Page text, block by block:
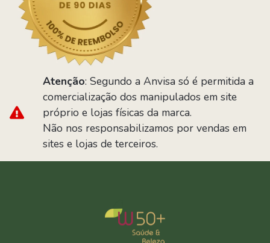
Atenção: Segundo a Anvisa só é permitida a
comercialização dos manipulados em site
próprio e lojas físicas da marca.
Não nos responsabilizamos por vendas em
sites e lojas de terceiros.